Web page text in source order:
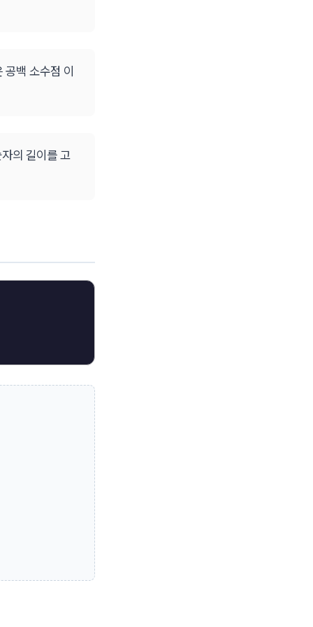
백 소수점 이
의 길이를 고